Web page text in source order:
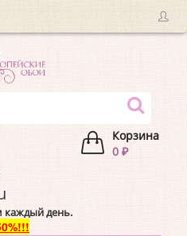
Корзина
0 ₽
каждый день.